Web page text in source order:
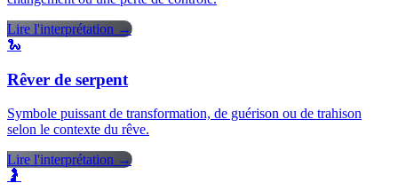
Lire l'interprétation →
🐍
Rêver de serpent
Symbole puissant de transformation, de guérison ou de trahison
selon le contexte du rêve.
Lire l'interprétation →
🤰